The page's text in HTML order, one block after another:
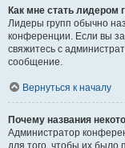
Как мне стать лидером
Лидеры групп обычно
конференции. Если вы
свяжитесь с
сообщение.
Вернуться к началу
Почему названия
Администратор